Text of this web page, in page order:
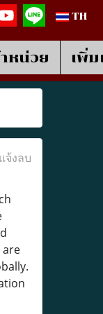
TH
หน่วย เพิ่
แจ้งลบ